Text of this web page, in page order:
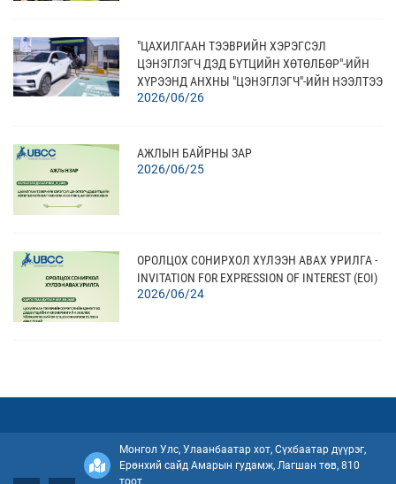
"ЦАХИЛГААН ТЭЭВРИЙН ХЭРЭГСЭЛ
ЦЭНЭГЛЭГЧ ДЭД БҮТЦИЙН ХӨТӨЛБӨР"-ИЙН
ХҮРЭЭНД АНХНЫ "ЦЭНЭГЛЭГЧ"-ИЙН НЭЭЛТЭЭ
ХИЙЛЭЭ
2026/06/26
АЖЛЫН БАЙРНЫ ЗАР
2026/06/25
ОРОЛЦОХ СОНИРХОЛ ХҮЛЭЭН АВАХ УРИЛГА -
INVITATION FOR EXPRESSION OF INTEREST (EOI)
2026/06/24
2026/06/24
“ЦАХИЛГААН ТЭЭВРИЙН ХЭРЭГСЛИЙН
Монгол Улс, Улаанбаатар хот, Сүхбаатар дүүрэг,
Ерөнхий сайд Амарын гудамж, Лагшан төв, 810
тоот